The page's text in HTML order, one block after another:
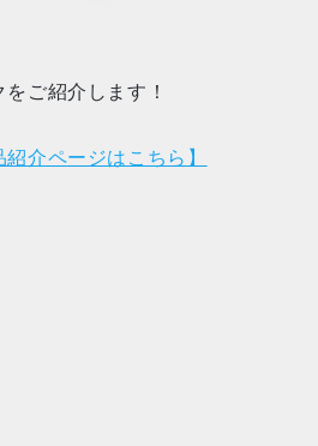
ご紹介します！
介ページはこちら】